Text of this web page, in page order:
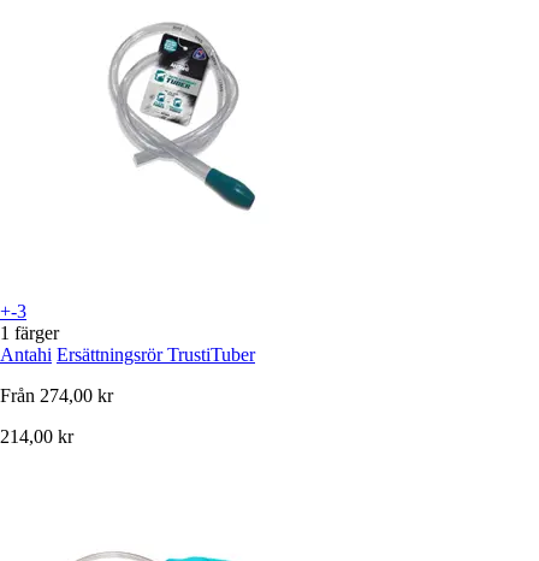
+-3
1 färger
Antahi Ersättningsrör TrustiTuber
Från 274,00 kr
214,00 kr